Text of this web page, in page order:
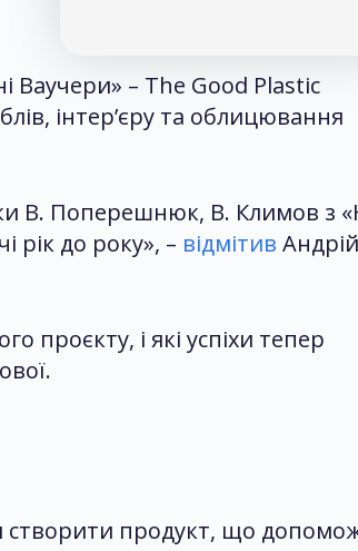
Ваучери» – The Good Plastic
інтер’єру та облицювання
В. Поперешнюк, В. Климов з
рік до року», – відмітив Андрій
проєкту, і які успіхи тепер
створити продукт, що